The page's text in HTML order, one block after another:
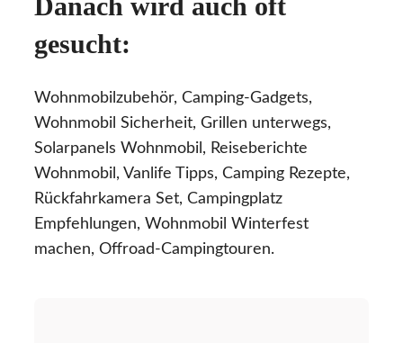
gesucht:
Wohnmobilzubehör, Camping-Gadgets,
Wohnmobil Sicherheit, Grillen unterwegs,
Solarpanels Wohnmobil, Reiseberichte
Wohnmobil, Vanlife Tipps, Camping Rezepte,
Rückfahrkamera Set, Campingplatz
Empfehlungen, Wohnmobil Winterfest
machen, Offroad-Campingtouren.